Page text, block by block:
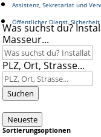
Assistenz, Sekretariat und
Öffentlicher Dienst, Sicherheit
Was suchst du?
Masseur...
PLZ, Ort, Strasse...
Suchen
Neueste
Sortierungsoptionen